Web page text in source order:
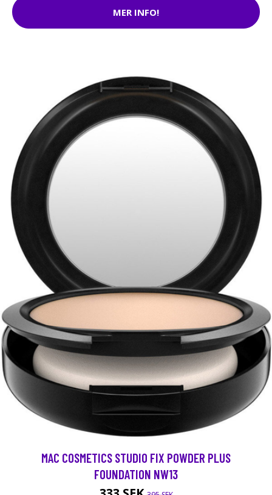
MER INFO!
MAC COSMETICS STUDIO FIX POWDER PLUS
FOUNDATION NW13